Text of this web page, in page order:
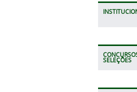
SELEÇÕES